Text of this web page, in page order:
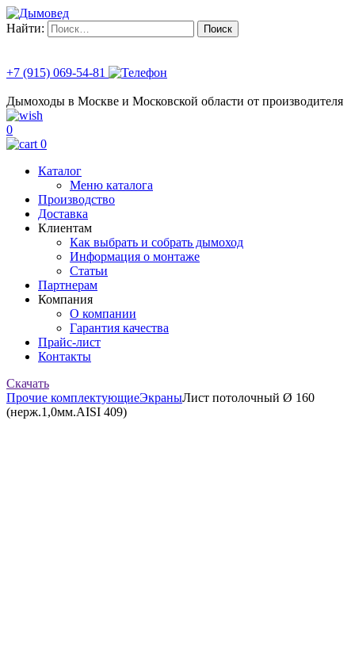
Найти:
+7 (915) 069-54-81
Дымоходы в Москве и Московской области от производителя
0
0
Каталог
Меню каталога
Производство
Доставка
Клиентам
Как выбрать и собрать дымоход
Информация о монтаже
Статьи
Партнерам
Компания
О компании
Гарантия качества
Прайс-лист
Контакты
Скачать
Прочие комплектующиеЭкраныЛист потолочный Ø 160
(нерж.1,0мм.AISI 409)